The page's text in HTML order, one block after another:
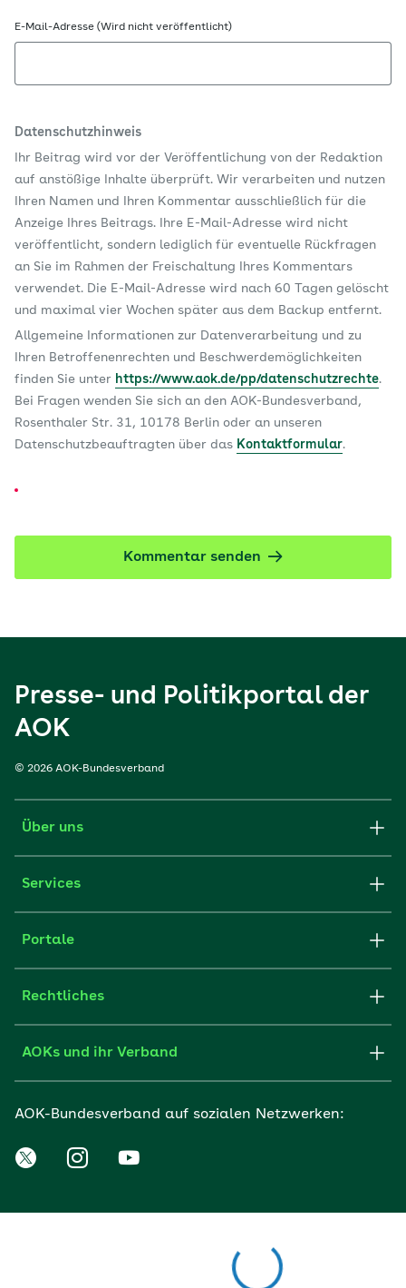
E-Mail-Adresse (Wird nicht veröffentlicht)
Datenschutzhinweis
Ihr Beitrag wird vor der Veröffentlichung von der Redaktion
auf anstößige Inhalte überprüft. Wir verarbeiten und nutzen
Ihren Namen und Ihren Kommentar ausschließlich für die
Anzeige Ihres Beitrags. Ihre E-Mail-Adresse wird nicht
veröffentlicht, sondern lediglich für eventuelle Rückfragen
an Sie im Rahmen der Freischaltung Ihres Kommentars
verwendet. Die E-Mail-Adresse wird nach 60 Tagen gelöscht
und maximal vier Wochen später aus dem Backup entfernt.
Allgemeine Informationen zur Datenverarbeitung und zu
Ihren Betroffenenrechten und Beschwerdemöglichkeiten
finden Sie unter https://www.aok.de/pp/datenschutzrechte.
Bei Fragen wenden Sie sich an den AOK-Bundesverband,
Rosenthaler Str. 31, 10178 Berlin oder an unseren
Datenschutzbeauftragten über das Kontaktformular.
Kommentar senden
Presse- und Politikportal der
AOK
© 2026 AOK-Bundesverband
Über uns
Services
Portale
Rechtliches
AOKs und ihr Verband
AOK-Bundesverband auf sozialen Netzwerken: